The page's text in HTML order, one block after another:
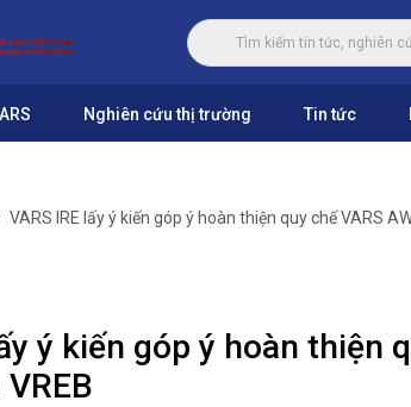
Nghiên cứu thị trường Tin tức
VARS IRE lấy ý kiến góp ý hoàn thiện quy chế VARS
ý kiến góp ý hoàn thiện